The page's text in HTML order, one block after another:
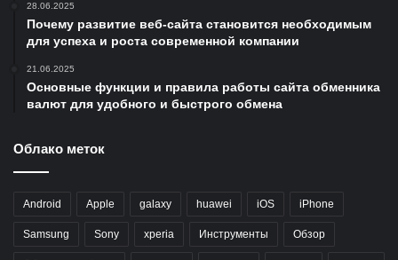
28.06.2025
Почему развитие веб-сайта становится необходимым
для успеха и роста современной компании
21.06.2025
Основные функции и правила работы сайта обменника
валют для удобного и быстрого обмена
Облако меток
Android Apple galaxy huawei iOS iPhone
Samsung Sony xperia Инструменты Обзор